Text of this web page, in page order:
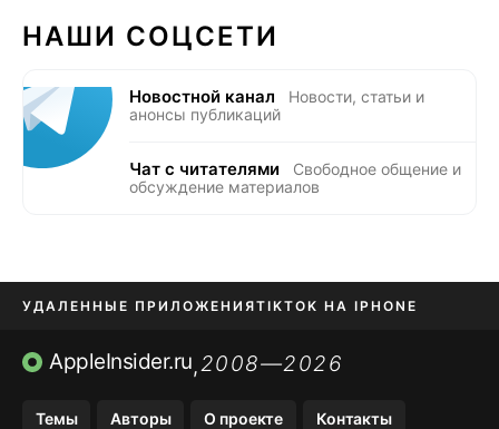
НАШИ СОЦСЕТИ
Новостной канал
Новости, статьи и
анонсы публикаций
Чат с читателями
Свободное общение и
обсуждение материалов
УДАЛЕННЫЕ ПРИЛОЖЕНИЯTIKTOK НА IPHONE
ПРИЛОЖЕНИЯ БЕЗ APP STORE
AppleInsider.ru,2008—2026
Темы Авторы О проекте Контакты